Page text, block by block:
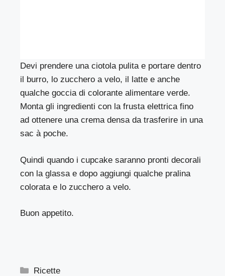
Devi prendere una ciotola pulita e portare dentro
il burro, lo zucchero a velo, il latte e anche
qualche goccia di colorante alimentare verde.
Monta gli ingredienti con la frusta elettrica fino
ad ottenere una crema densa da trasferire in una
sac à poche.
Quindi quando i cupcake saranno pronti decorali
con la glassa e dopo aggiungi qualche pralina
colorata e lo zucchero a velo.
Buon appetito.
Categorie
Ricette